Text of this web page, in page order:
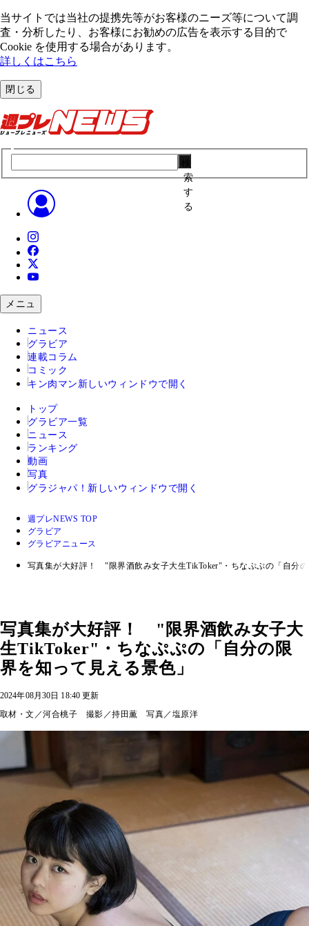
当サイトでは当社の提携先等がお客様のニーズ等について調
査・分析したり、お客様にお勧めの広告を表⽰する⽬的で
Cookie を使⽤する場合があります。
詳しくはこちら
閉じる
索
す
る
メニュ
ニュース
グラビア
連載コラム
コミック
キン肉マン 新しいウィンドウで開く
トップ
グラビア一覧
ニュース
ランキング
動画
写真
グラジャパ！ 新しいウィンドウで開く
週プレNEWS TOP
グラビア
グラビアニュース
写真集が大好評！ "限界酒飲み女子大生TikToker"・ちなぷぷの「自分
写真集が大好評！ "限界酒飲み女子大
生TikToker"・ちなぷぷの「自分の限
界を知って見える景色」
2024年08月30日 18:40 更新
取材・文／河合桃子 撮影／持田薫 写真／塩原洋